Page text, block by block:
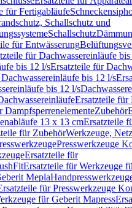
für Fertigabläufe
Schallschutz und
Schallschutz
für Entwässerung
für Dachwassereinläufe
bis 12 l/sErsatzteile für
bis 12 l/s
bis 12 l/s
Ersatzteile für
DampfsperrenelementeZubehör
13 x 13 cmErsatzteile
für ZubehörWerkzeuge,
Presswerkzeuge
Ersatzteile für
Ersatzteile für Werkzeuge
Mepla
für Presswerkzeuge
für Geberit Mapress